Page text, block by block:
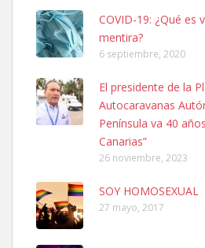
SHIBA PERDIDO AVDA JOSE MESA
PERRO MACHO RAZA SHIBA CON
06/07/2025 ZONA MESA Y LOPEZ. ES
Leales.org » Gran Canaria
6.7.2025
COVID-19: ¿Qué es
mentira?
6 septiembre, 2020
El presidente de la
Autocaravanas
Península va 40
Canarias”
26 noviembre, 2023
SOY HOMOSEXUAL
27 mayo, 2017